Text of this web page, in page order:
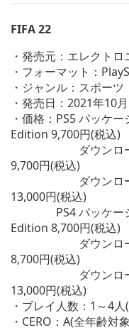
FIFA 22
・発売元：エレクト
・フォーマット：
・ジャンル：スポーツ
・発売日：2021年10
・価格：PS5 パッケ
Edition 9,700円(税込)
ダウンロード版
9,700円(税込)
ダウンロード版
13,000円(税込)
PS4 パッケージ
Edition 8,700円(税込)
ダウンロード版
8,700円(税込)
ダウンロード版
13,000円(税込)
・プレイ人数：1～4
・CERO：A(全年齢対